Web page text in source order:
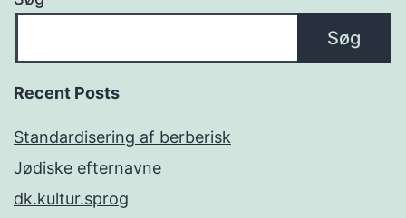
Søg
Recent Posts
Standardisering af berberisk
Jødiske efternavne
dk.kultur.sprog